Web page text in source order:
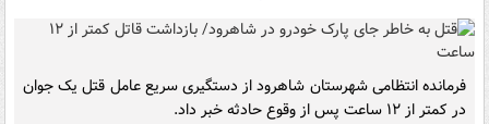
فرمانده انتظامی شهرستان شاهرود از دستگیری سریع عامل قتل یک جوان
در کمتر از ۱۲ ساعت پس از وقوع حادثه خبر داد.